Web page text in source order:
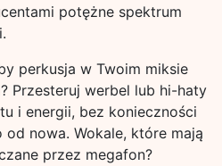
potężne spektrum
perkusja w Twoim miksie
Przesteruj werbel lub hi-haty
i energii, bez konieczności
nowa. Wokale, które mają
przez megafon?